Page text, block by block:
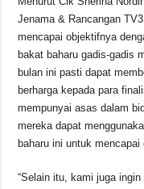
Jenama & Rancangan
mencapai objektifnya
bakat baharu gadis-gadis
bulan ini pasti dapat
berharga kepada para
mempunyai asas dalam
mereka dapat
baharu ini untuk
“Selain itu, kami juga